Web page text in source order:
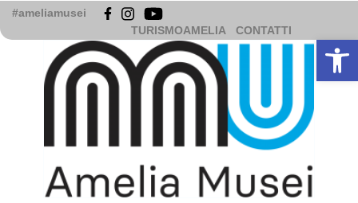
Vai
contenuto
#ameliamusei
TURISMOAMELIA
CONTATTI
Apri la